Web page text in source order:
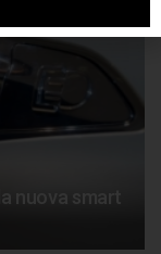
nuova smart